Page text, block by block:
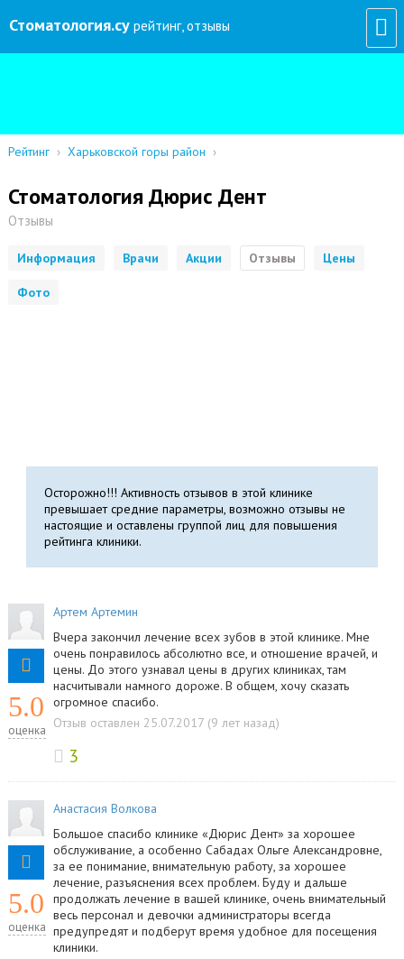
Стоматология.су рейтинг, отзывы
Рейтинг › Харьковской горы район ›
Стоматология Дюрис Дент
Отзывы
Информация Врачи Акции Отзывы Цены
Фото
Осторожно!!! Активность отзывов в этой клинике
превышает средние параметры, возможно отзывы не
настоящие и оставлены группой лиц для повышения
рейтинга клиники.
5.0
оценка
Артем Артемин
Вчера закончил лечение всех зубов в этой клинике. Мне
очень понравилось абсолютно все, и отношение врачей, и
цены. До этого узнавал цены в других клиниках, там
насчитывали намного дороже. В общем, хочу сказать
огромное спасибо.
Отзыв оставлен 25.07.2017 (9 лет назад)
3
5.0
оценка
Анастасия Волкова
Большое спасибо клинике «Дюрис Дент» за хорошее
обслуживание, а особенно Сабадах Ольге Александровне,
за ее понимание, внимательную работу, за хорошее
лечение, разъяснения всех проблем. Буду и дальше
продолжать лечение в вашей клинике, очень внимательный
весь персонал и девочки администраторы всегда
предупредят и подберут время удобное для посещения
клиники.